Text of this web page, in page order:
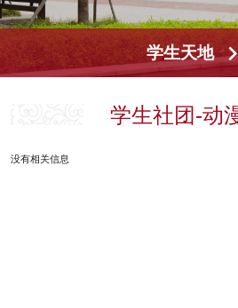
学生天地
学生社团-动
没有相关信息